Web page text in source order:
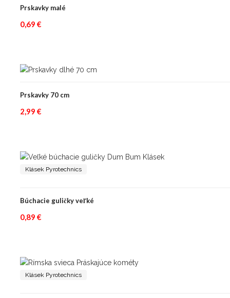
Prskavky malé
0,69 €
Prskavky 70 cm
2,99 €
Klásek Pyrotechnics
Búchacie guličky veľké
0,89 €
Klásek Pyrotechnics